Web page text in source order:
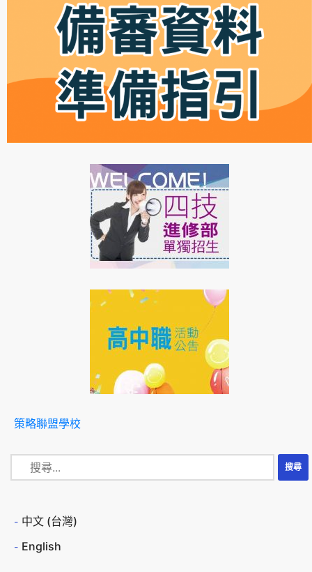
策略聯盟學校
中文 (台灣)
English